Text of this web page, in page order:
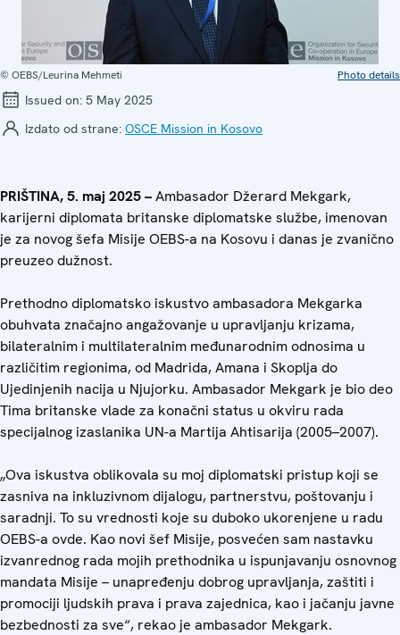
© OEBS/Leurina Mehmeti Photo details
Issued on: 5 May 2025
Izdato od strane: OSCE Mission in Kosovo
PRIŠTINA, 5. maj 2025 –Ambasador Džerard Mekgark,
karijerni diplomata britanske diplomatske službe, imenovan
je za novog šefa Misije OEBS-a na Kosovu i danas je zvanično
preuzeo dužnost.
Prethodno diplomatsko iskustvo ambasadora Mekgarka
obuhvata značajno angažovanje u upravljanju krizama,
bilateralnim i multilateralnim međunarodnim odnosima u
različitim regionima, od Madrida, Amana i Skoplja do
Ujedinjenih nacija u Njujorku. Ambasador Mekgark je bio deo
Tima britanske vlade za konačni status u okviru rada
specijalnog izaslanika UN-a Martija Ahtisarija (2005–2007).
„Ova iskustva oblikovala su moj diplomatski pristup koji se
zasniva na inkluzivnom dijalogu, partnerstvu, poštovanju i
saradnji. To su vrednosti koje su duboko ukorenjene u radu
OEBS-a ovde. Kao novi šef Misije, posvećen sam nastavku
izvanrednog rada mojih prethodnika u ispunjavanju osnovnog
mandata Misije – unapređenju dobrog upravljanja, zaštiti i
promociji ljudskih prava i prava zajednica, kao i jačanju javne
bezbednosti za sve“, rekao je ambasador Mekgark.